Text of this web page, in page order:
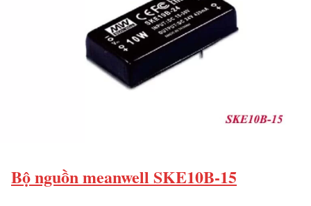
Bộ nguồn meanwell SKE10B-15